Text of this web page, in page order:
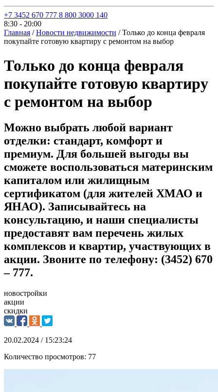
+7 3452 670 777 8 800 3000 140
8:30 - 20:00
Главная / Новости недвижимости / Только до конца февраля
покупайте готовую квартиру с ремонтом на выбор
Только до конца февраля
покупайте готовую квартиру
с ремонтом на выбор
Можно выбрать любой вариант
отделки: стандарт, комфорт и
премиум. Для большей выгоды вы
сможете воспользоваться материнским
капиталом или жилищным
сертификатом (для жителей ХМАО и
ЯНАО). Записывайтесь на
консультацию, и наши специалисты
предоставят вам перечень жилых
комплексов и квартир, участвующих в
акции. Звоните по телефону: (3452) 670
– 777.
новостройки
акции
скидки
20.02.2024 / 15:23:24
Количество просмотров: 77